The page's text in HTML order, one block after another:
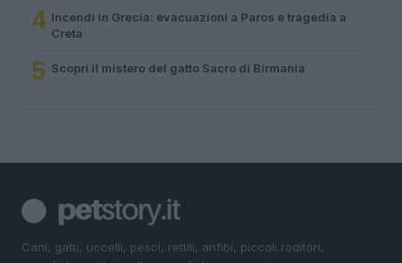
4 Incendi in Grecia: evacuazioni a Paros e tragedia a
Creta
5 Scopri il mistero del gatto Sacro di Birmania
Cani, gatti, uccelli, pesci, rettili, anfibi, piccoli roditori,